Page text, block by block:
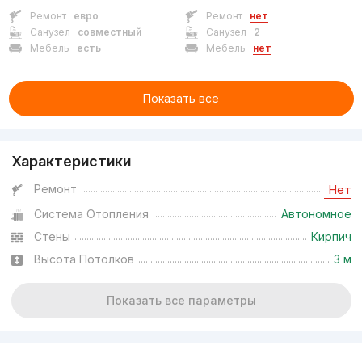
Ремонт
евро
Санузел
совместный
Мебель
есть
Ремонт
нет
Санузел
2
Мебель
нет
Показать все
Характеристики
Ремонт Нет
Система Отопления
Автономное
Стены
Кирпич
Высота Потолков
3 м
Показать все параметры